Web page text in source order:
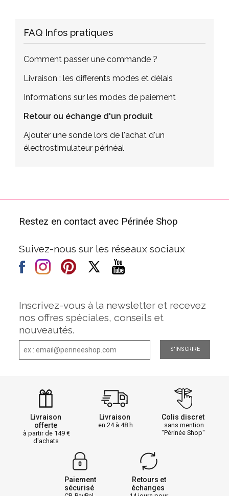
FAQ Infos pratiques
Comment passer une commande ?
Livraison : les differents modes et délais
Informations sur les modes de paiement
Retour ou échange d'un produit
Ajouter une sonde lors de l'achat d'un
électrostimulateur périnéal
Restez en contact avec Périnée Shop
Suivez-nous sur les réseaux sociaux
Inscrivez-vous à la newsletter et recevez
nos offres spéciales, conseils et
nouveautés.
S'INSCRIRE
Livraison
offerte
à partir de 149
d'achats
Livraison
en 24 à 48 h
Colis discret
sans mention
"Périnée Shop"
Paiement
sécurisé
Retours et
échanges